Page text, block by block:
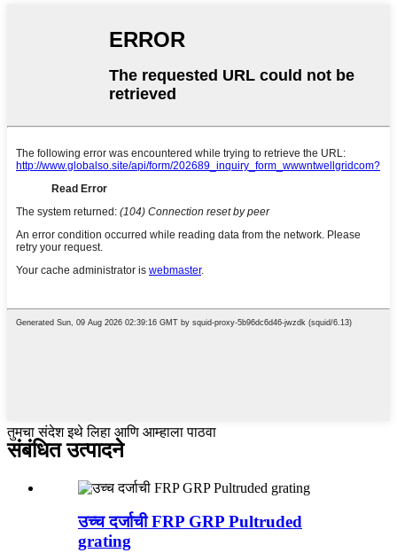
तुमचा संदेश इथे लिहा आणि आम्हाला पाठवा
संबंधित उत्पादने
उच्च दर्जाची FRP GRP Pultruded
grating